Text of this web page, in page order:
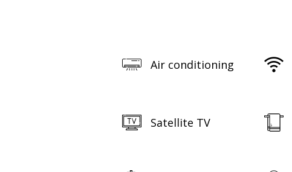
Air conditioning
Satellite TV